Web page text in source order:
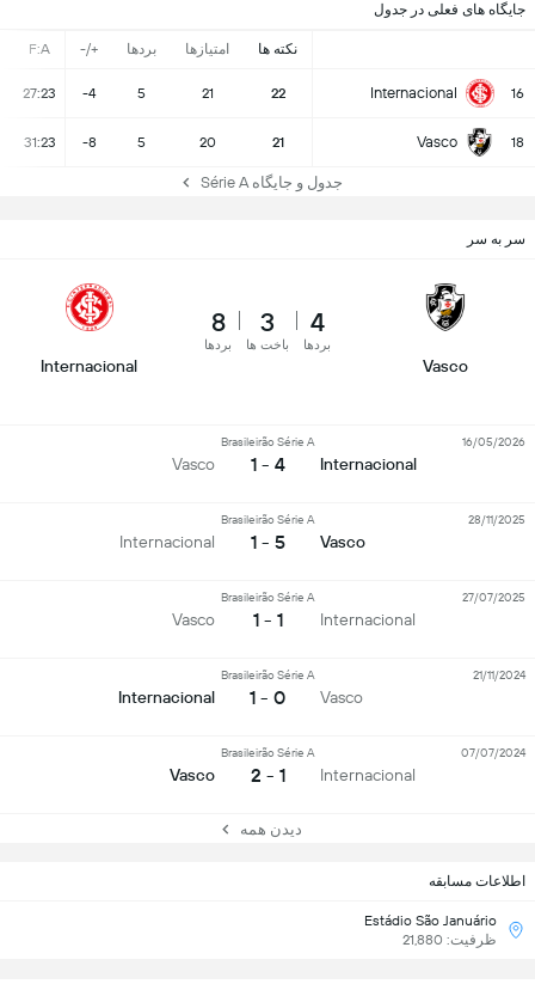
جایگاه های فعلی در جدول
نکته ها امتیازها بردها +/-
F:A
16
Internacional
22
21
5
-4
27:23
18
Vasco
21
20
5
-8
31:23
جدول و جایگاه Série A
اطلاعات مسابقه
Estádio São Januário
ظرفیت: 21,880
سر به سر
Vasco
4
بردها
3
باخت ها
8
بردها
Internacional
Internacional
Brasileirão Série A
4 - 1
Vasco
16/05/2026
Vasco
Brasileirão Série A
5 - 1
Internacional
28/11/2025
Internacional
Brasileirão Série A
1 - 1
Vasco
27/07/2025
Vasco
Brasileirão Série A
0 - 1
Internacional
21/11/2024
Internacional
Brasileirão Série A
1 - 2
Vasco
07/07/2024
دیدن همه